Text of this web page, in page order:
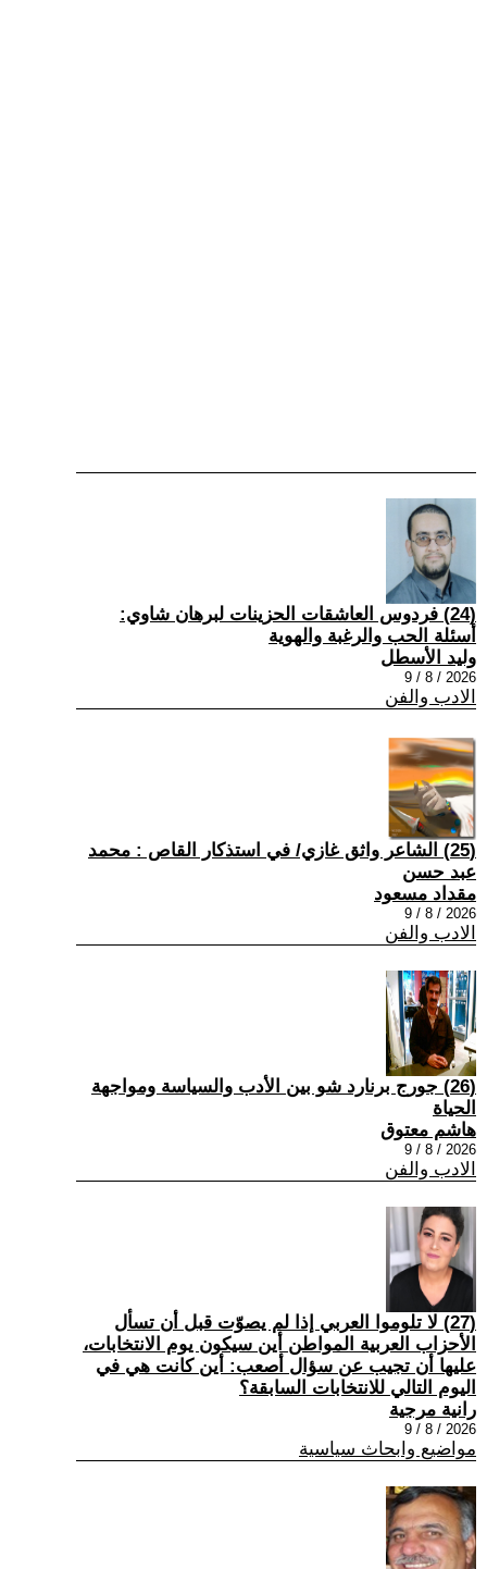
(24) فردوس العاشقات الحزينات لبرهان شاوي:
أسئلة الحب والرغبة والهوية
وليد الأسطل
2026 / 8 / 9
الادب والفن
(25) الشاعر واثق غازي/ في استذكار القاص : محمد
عبد حسن
مقداد مسعود
2026 / 8 / 9
الادب والفن
(26) جورج برنارد شو بين الأدب والسياسة ومواجهة
الحياة
هاشم معتوق
2026 / 8 / 9
الادب والفن
(27) لا تلوموا العربي إذا لم يصوّت قبل أن تسأل
الأحزاب العربية المواطن أين سيكون يوم الانتخابات،
عليها أن تجيب عن سؤال أصعب: أين كانت هي في
اليوم التالي للانتخابات السابقة؟
رانية مرجية
2026 / 8 / 9
مواضيع وابحاث سياسية